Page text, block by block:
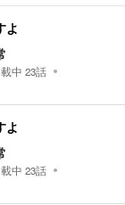
よ
中 23話
よ
中 23話